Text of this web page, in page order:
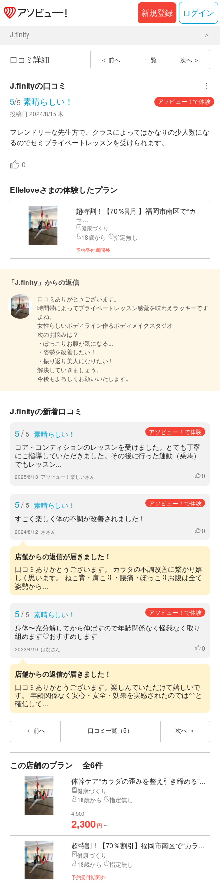
新規登録 ログイン
J.finity
前へ 一覧 次へ
口コミ詳細
J.finityの口コミ ︙
5/5 素晴らしい！
アソビュー！で体験
投稿日 2024/8/15 木
フレンドリーな先生方で、クラスによってはかなりの少人数にな
るのでセミプライベートレッスンを受けられます。
0
Elleloveさまの体験したプラン
超特割！【70％割引】福岡市南区で“カ
ラ...
健康づくり
18歳から 指定無し
予約受付期間外
「J.finity」からの返信
口コミありがとうございます。
時間帯によってプライベートレッスン感覚を味わえラッキーです
よね。
女性らしいボディライン作るボディメイクスタジオ
次のお悩みは？
・ぽっこりお腹が気になる…
・姿勢を改善したい！
・振り返り美人になりたい！
解決していきましょう。
今後もよろしくお願いいたします。
J.finityの新着口コミ
5/ 5 素晴らしい！ アソビュー！で体験
コア・コンディションのレッスンを受けました。とても丁寧
にご指導していただきました。その後に行った運動（乗馬）
でもレッスン...
2025/6/13 アソビュー！楽しいさん いいね
0
5/ 5 素晴らしい！ アソビュー！で体験
すごく楽しく体の不調が改善されました！
2024/8/12 ささん いいね
0
店舗からの返信が届きました！
口コミありがとうございます。 カラダの不調改善に繋がり嬉
しく思います。 ねこ背・肩こり・腰痛・ぽっこりお腹は全て
姿勢から...
5/ 5 素晴らしい！ アソビュー！で体験
身体〜充分解してから伸ばすので年齢関係なく怪我なく取り
組めます♡おすすめします
2023/4/10 はなさん いいね
0
店舗からの返信が届きました！
口コミありがとうございます。楽しんでいただけて嬉しいで
す。 年齢関係なく安心・安全・効果を実感されたのでは^^と
確信して...
前へ 口コミ一覧（5） 次へ
この店舗のプラン 全6件
体幹ケア“カラダの歪みを整え引き締める”...
健康づくり
18歳から
指定無し
4,500
2,300円 〜
超特割！【70％割引】福岡市南区で“カラ...
健康づくり
18歳から
指定無し
予約受付期間外